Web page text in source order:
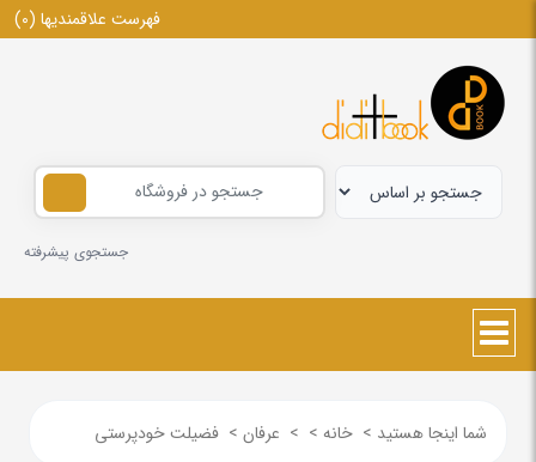
فهرست علاقمندیها (0)
جستجوی پیشرفته
شما اینجا هستید > خانه >
> عرفان > فضیلت خودپرستی